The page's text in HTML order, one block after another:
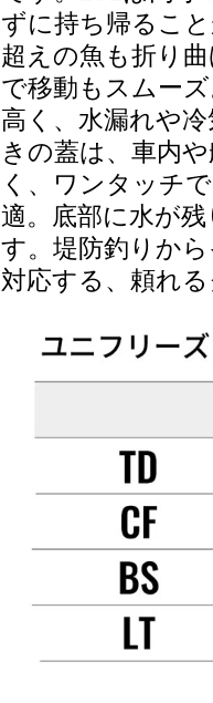
ずに持ち帰るこ
超えの魚も折り
で移動もスムー
高く、水漏れや
きの蓋は、車内
く、ワンタッチ
適。底部に水が
す。堤防釣りか
対応する、頼れ